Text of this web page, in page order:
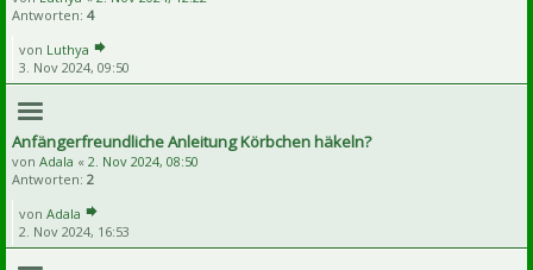
Antworten: 4
von Luthya
3. Nov 2024, 09:50
Anfängerfreundliche Anleitung Körbchen häkeln?
von Adala « 2. Nov 2024, 08:50
Antworten: 2
von Adala
2. Nov 2024, 16:53